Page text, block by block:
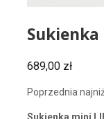
Sukienka
689,00 zł
Poprzednia